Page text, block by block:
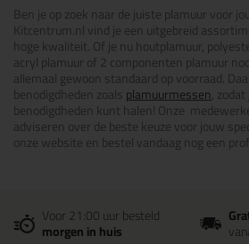
Ben je op zoek naar de juiste plamuur voor
Kitcentrum.nl vind je een uitgebreid
hoge kwaliteit. Of je nu houtplamuur,
acryl plamuur of 2 componenten plamuur
allemaal gewoon standaard op voorraad.
benodigdheden zoalsplamuurmessen,
benodigdheden kunt halen! Onze
adviseren over de beste keuze voor jouw
onze website en bestel vandaag nog een
Voor 21:00 uur besteld
morgen in huis